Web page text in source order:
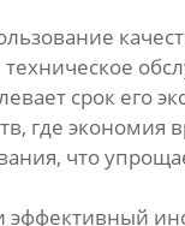
срок его
где экономия
что